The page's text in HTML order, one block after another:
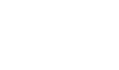
Responsive Theme